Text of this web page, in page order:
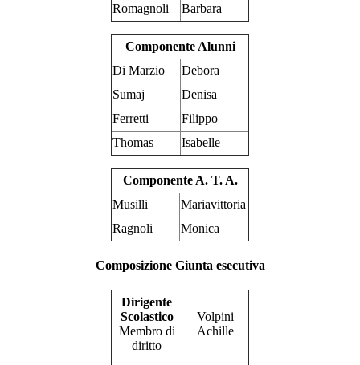
Romagnoli
Barbara
Componente Alunni
Di Marzio
Debora
Sumaj
Denisa
Ferretti
Filippo
Thomas
Isabelle
Componente A. T. A.
Musilli
Mariavittoria
Ragnoli
Monica
Composizione Giunta esecutiva
Dirigente
Scolastico
Membro di
diritto
Volpini
Achille